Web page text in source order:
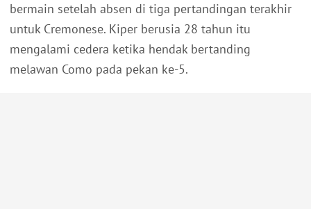
bermain setelah absen di tiga pertandingan terakhir
untuk Cremonese. Kiper berusia 28 tahun itu
mengalami cedera ketika hendak bertanding
melawan Como pada pekan ke-5.